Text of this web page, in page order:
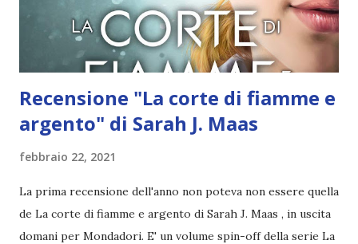
di ghiaccio è tra le mie serie preferite e sarà difficile
contenere le emozioni. Ho ...
Recensione "La corte di fiamme e
argento" di Sarah J. Maas
febbraio 22, 2021
La prima recensione dell'anno non poteva non essere quella
de La corte di fiamme e argento di Sarah J. Maas , in uscita
domani per Mondadori. E' un volume spin-off della serie La